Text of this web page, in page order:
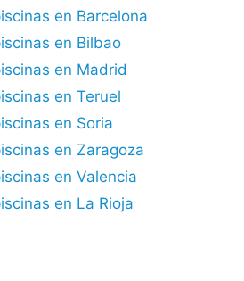
en Barcelona
en Bilbao
en Madrid
en Teruel
en Soria
en Zaragoza
en Valencia
en La Rioja